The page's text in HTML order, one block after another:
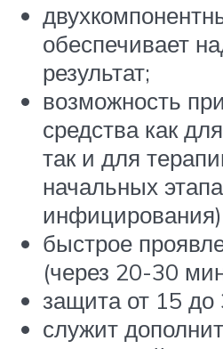
обеспечивает
результат;
возможность
средства как
так и для
начальных
быстрое
(через 20-30
защита от 15 до
служит